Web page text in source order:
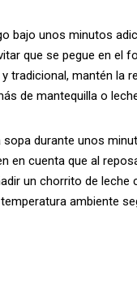
bajo unos minutos
que se pegue en el
tradicional, mantén la
de mantequilla o
durante unos
en cuenta que al
un chorrito de leche
ambiente